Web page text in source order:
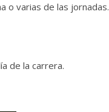
o varias de las jornadas.
de la carrera.